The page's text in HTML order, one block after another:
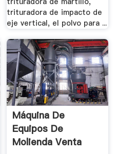
trituradora de impacto de
eje vertical, el polvo para ...
Máquina De
Equipos De
Molienda Venta